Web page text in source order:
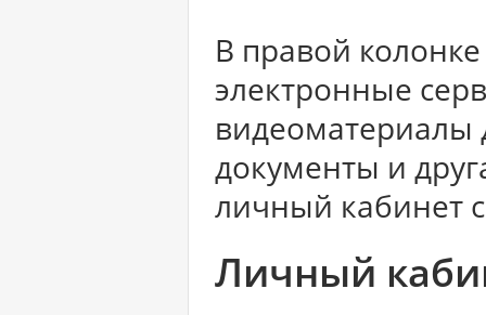
В правой
электронные
документы и
личный кабинет
Личный